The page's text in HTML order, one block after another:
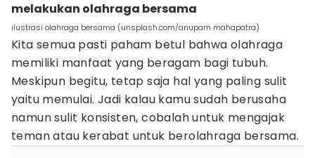
melakukan olahraga bersama
ilustrasi olahraga bersama (unsplash.com/anupam mahapatra)
Kita semua pasti paham betul bahwa olahraga
memiliki manfaat yang beragam bagi tubuh.
Meskipun begitu, tetap saja hal yang paling sulit
yaitu memulai. Jadi kalau kamu sudah berusaha
namun sulit konsisten, cobalah untuk mengajak
teman atau kerabat untuk berolahraga bersama.